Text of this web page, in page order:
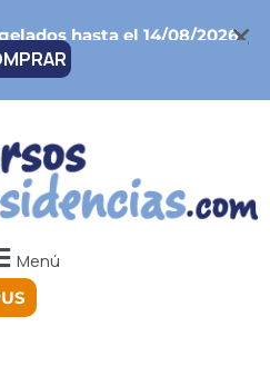
hasta el 14/08/2026
Menú